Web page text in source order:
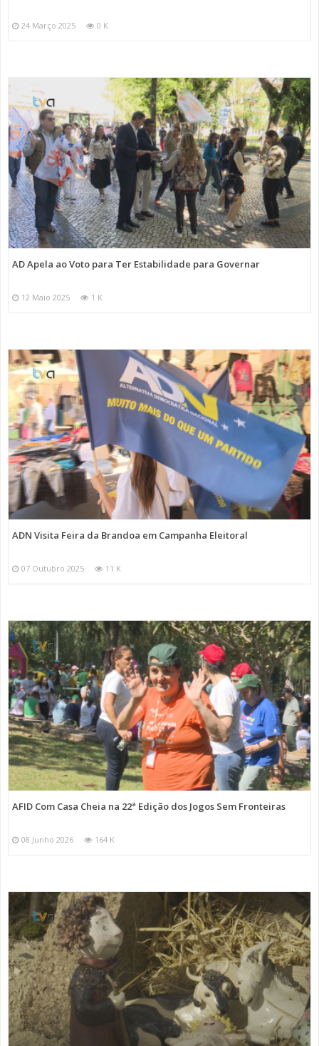
24 Março 2025 0 K
AD Apela ao Voto para Ter Estabilidade para Governar
12 Maio 2025 1 K
ADN Visita Feira da Brandoa em Campanha Eleitoral
07 Outubro 2025 11 K
AFID Com Casa Cheia na 22ª Edição dos Jogos Sem Fronteiras
08 Junho 2026 164 K